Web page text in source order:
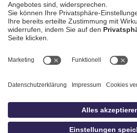
AGB / Gewinnspiele
Datenschutz
Impressum
idowa